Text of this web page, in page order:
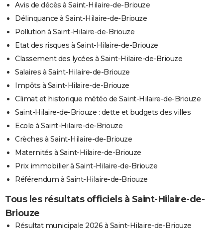
Avis de décès à Saint-Hilaire-de-Briouze
Délinquance à Saint-Hilaire-de-Briouze
Pollution à Saint-Hilaire-de-Briouze
Etat des risques à Saint-Hilaire-de-Briouze
Classement des lycées à Saint-Hilaire-de-Briouze
Salaires à Saint-Hilaire-de-Briouze
Impôts à Saint-Hilaire-de-Briouze
Climat et historique météo de Saint-Hilaire-de-Briouze
Saint-Hilaire-de-Briouze : dette et budgets des villes
Ecole à Saint-Hilaire-de-Briouze
Crèches à Saint-Hilaire-de-Briouze
Maternités à Saint-Hilaire-de-Briouze
Prix immobilier à Saint-Hilaire-de-Briouze
Référendum à Saint-Hilaire-de-Briouze
Tous les résultats officiels à Saint-Hilaire-de-
Briouze
Résultat municipale 2026 à Saint-Hilaire-de-Briouze